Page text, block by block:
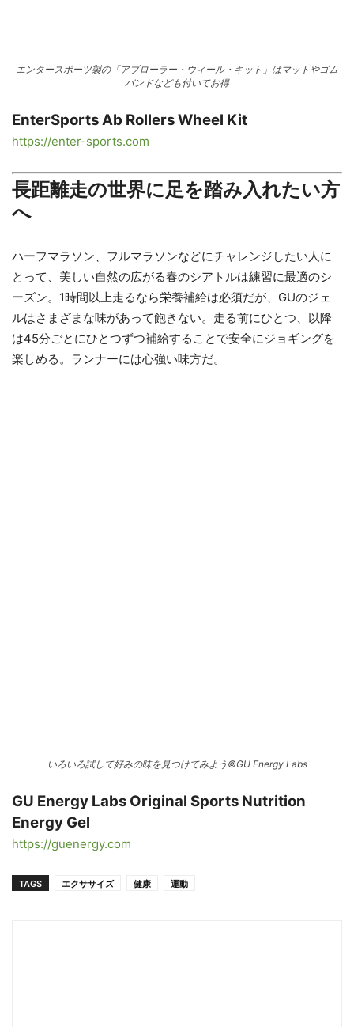
エンタースポーツ製の「アブローラー・ウィール・キット」はマットやゴム
バンドなども付いてお得
EnterSports Ab Rollers Wheel Kit
https://enter-sports.com
長距離走の世界に足を踏み入れたい方
へ
ハーフマラソン、フルマラソンなどにチャレンジしたい人に
とって、美しい自然の広がる春のシアトルは練習に最適のシ
ーズン。1時間以上走るなら栄養補給は必須だが、GUのジェ
ルはさまざまな味があって飽きない。走る前にひとつ、以降
は45分ごとにひとつずつ補給することで安全にジョギングを
楽しめる。ランナーには心強い味方だ。
いろいろ試して好みの味を見つけてみよう©️GU Energy Labs
GU Energy Labs Original Sports Nutrition
Energy Gel
https://guenergy.com
TAGS エクササイズ 健康 運動